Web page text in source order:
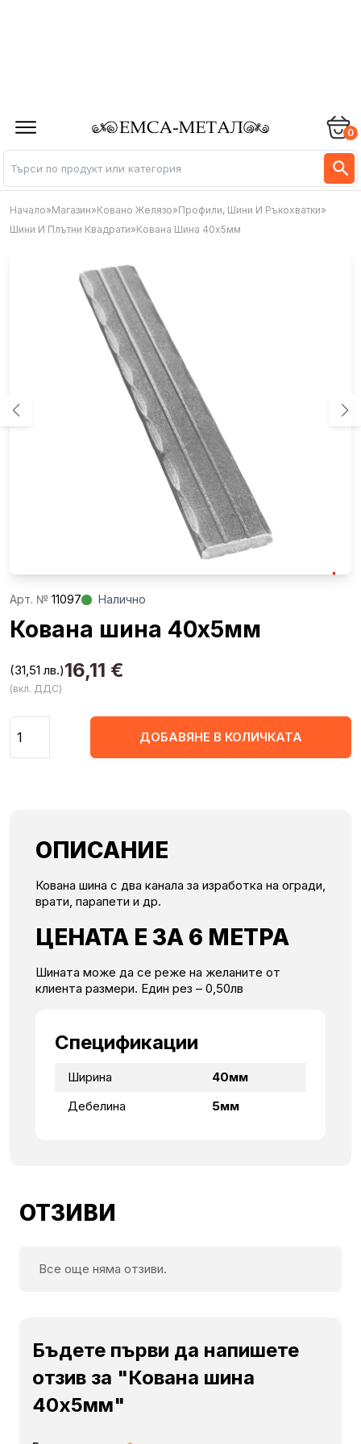
0
Начало»Магазин»Ковано Желязо»Профили, Шини И Ръкохватки»
Шини И Плътни Квадрати»Кована Шина 40х5мм
Aрт. № 11097 Налично
Кована шина 40х5мм
16,11 €
(31,51 лв.)
(вкл. ДДС)
ДОБАВЯНЕ В КОЛИЧКАТА
ОПИСАНИЕ
Кована шина с два канала за изработка на огради,
врати, парапети и др.
ЦЕНАТА Е ЗА 6 МЕТРА
Шината може да се реже на желаните от
клиента размери. Един рез – 0,50лв
Спецификации
Ширина
40мм
Дебелина
5мм
ОТЗИВИ
Все още няма отзиви.
Бъдете първи да напишете
отзив за "Кована шина
40х5мм"